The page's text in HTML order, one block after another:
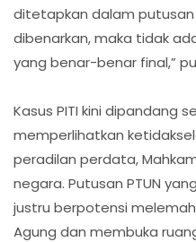
ditetapkan dalam putusan
dibenarkan, maka tidak
yang benar-benar final,”
Kasus PITI kini dipandang
memperlihatkan
peradilan perdata,
negara. Putusan PTUN
justru berpotensi
Agung dan membuka